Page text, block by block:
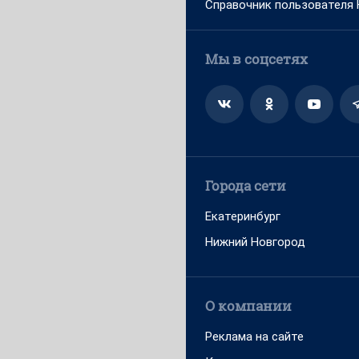
Справочник пользователя
Мы в соцсетях
Города сети
Екатеринбург
Нижний Новгород
О компании
Реклама на сайте